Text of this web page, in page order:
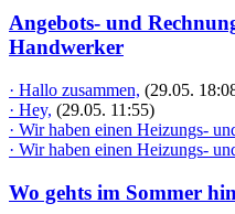
Angebots- und
Handwerker
· Hallo zusammen, (29.05.
· Hey, (29.05. 11:55)
· Wir haben einen Heizungs-
· Wir haben einen Heizungs-
Wo gehts im Sommer